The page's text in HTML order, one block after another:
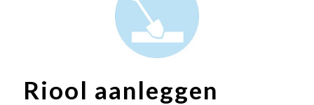
Riool aanleggen